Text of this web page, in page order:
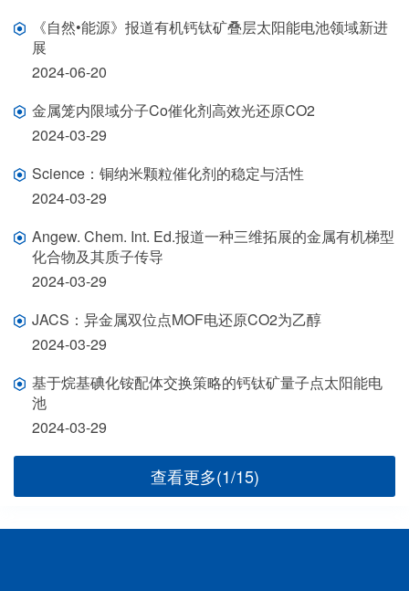
《自然•能源》报道有机钙钛矿叠层太阳能电池领域新进
展
2024-06-20
金属笼内限域分子Co催化剂高效光还原CO2
2024-03-29
Science：铜纳米颗粒催化剂的稳定与活性
2024-03-29
Angew. Chem. Int. Ed.报道一种三维拓展的金属有机梯型
化合物及其质子传导
2024-03-29
JACS：异金属双位点MOF电还原CO2为乙醇
2024-03-29
基于烷基碘化铵配体交换策略的钙钛矿量子点太阳能电
池
2024-03-29
查看更多(1/15)